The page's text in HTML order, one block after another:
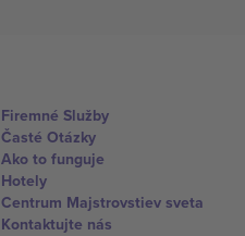
Firemné Služby
Časté Otázky
Ako to funguje
Hotely
Centrum Majstrovstiev sveta
Kontaktujte nás